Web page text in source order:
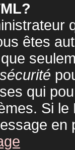
êtes
sécurité
qui
Si
en